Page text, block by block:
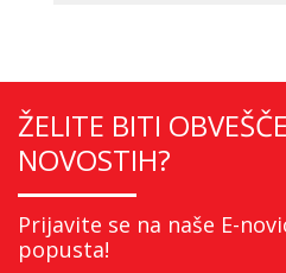
ŽELITE BITI
NOVOSTIH?
Prijavite se na naše E-
popusta!